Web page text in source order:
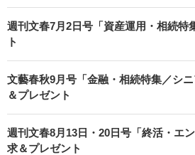
週刊文春7月2日号「資産運用・相続特
ト
文藝春秋9月号「金融・相続特集／シ
＆プレゼント
週刊文春8月13日・20日号「終活・エ
求＆プレゼント